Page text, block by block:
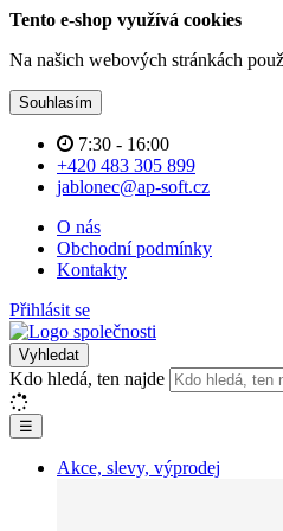
Tento e-shop využívá cookies
Na našich webových stránkách
Souhlasím
7:30 - 16:00
+420 483 305 899
jablonec@ap-soft.cz
O nás
Obchodní podmínky
Kontakty
Přihlásit se
Vyhledat
Kdo hledá, ten najde
☰
Akce, slevy, výprodej